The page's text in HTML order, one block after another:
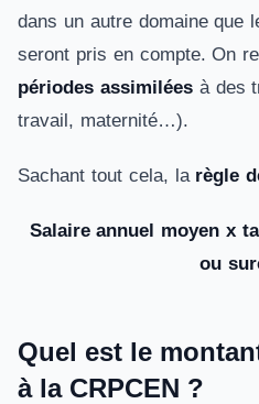
dans un autre domaine que
seront pris en compte. On
périodes assimiléesà des
travail, maternité…).
Sachant tout cela, la règle
Salaire annuel moyen x
ou
Quel est le
à la CRPCEN ?